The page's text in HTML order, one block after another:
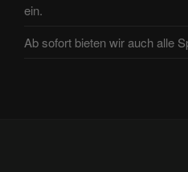
ein.
Ab sofort bieten wir auch alle